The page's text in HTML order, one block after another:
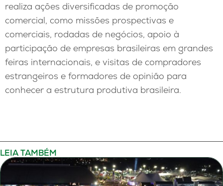
realiza ações diversificadas de promoção
comercial, como missões prospectivas e
comerciais, rodadas de negócios, apoio à
participação de empresas brasileiras em grandes
feiras internacionais, e visitas de compradores
estrangeiros e formadores de opinião para
conhecer a estrutura produtiva brasileira.
LEIA TAMBÉM